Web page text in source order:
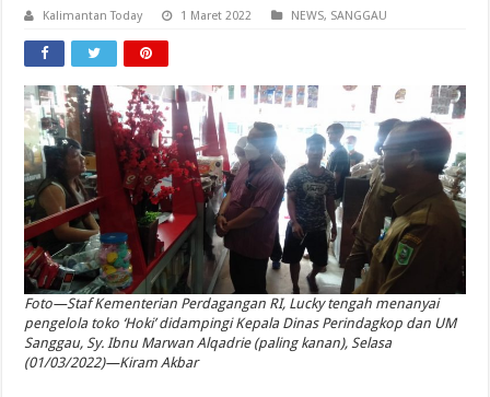
Kalimantan Today 1 Maret 2022 NEWS, SANGGAU
Foto—Staf Kementerian Perdagangan RI, Lucky tengah menanyai
pengelola toko ‘Hoki’ didampingi Kepala Dinas Perindagkop dan UM
Sanggau, Sy. Ibnu Marwan Alqadrie (paling kanan), Selasa
(01/03/2022)—Kiram Akbar